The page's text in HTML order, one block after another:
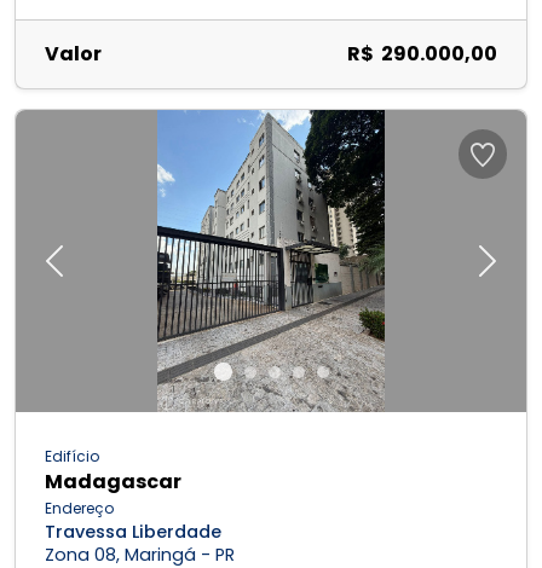
Valor R$ 290.000,00
Previous Next
Edifício
Madagascar
Endereço
Travessa Liberdade
Zona 08, Maringá - PR